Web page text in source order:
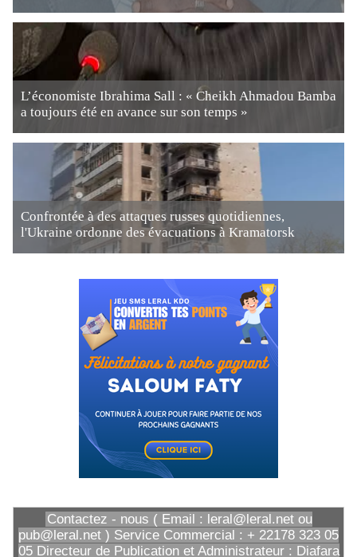
L’économiste Ibrahima Sall : « Cheikh Ahmadou Bamba
a toujours été en avance sur son temps »
Confrontée à des attaques russes quotidiennes,
l'Ukraine ordonne des évacuations à Kramatorsk
Contactez - nous ( Email : leral@leral.net ou
pub@leral.net ) Service Commercial : + 22178 323 05
05 Directeur de Publication et Administrateur : Diafara